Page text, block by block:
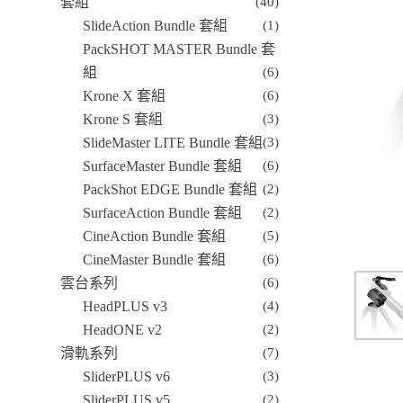
SlideAction Bundle 套組 (1)
PackSHOT MASTER Bundle 套
組
(6)
Krone X 套組 (6)
Krone S 套組 (3)
SlideMaster LITE Bundle 套組(3)
SurfaceMaster Bundle 套組 (6)
PackShot EDGE Bundle 套組 (2)
SurfaceAction Bundle 套組 (2)
CineAction Bundle 套組 (5)
CineMaster Bundle 套組 (6)
雲台系列 (6)
HeadPLUS v3 (4)
HeadONE v2 (2)
滑軌系列 (7)
SliderPLUS v6 (3)
SliderPLUS v5 (2)